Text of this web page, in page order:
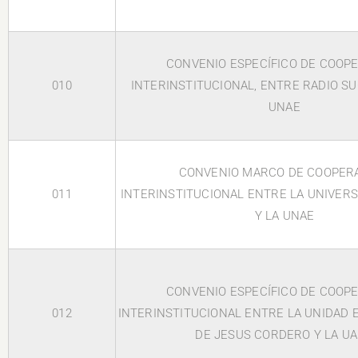
010
CONVENIO ESPECÍFICO DE
INTERINSTITUCIONAL, ENTRE RADIO
UNAE
011
CONVENIO MARCO DE
INTERINSTITUCIONAL ENTRE LA
Y LA UNAE
012
CONVENIO ESPECÍFICO DE
INTERINSTITUCIONAL ENTRE LA UNIDAD
DE JESUS CORDERO Y LA